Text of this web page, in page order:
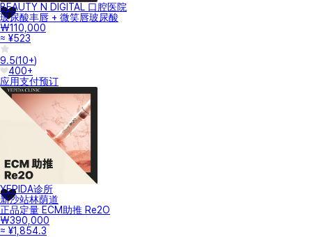
BEAUTY N DIGITAL 口腔医院
玻尿酸丰唇 + 微笑唇玻尿酸
₩110,000
≈ ¥523
9.5(10+)
400+
应用支付预订
YEPIDA诊所
新沙站林荫道
正品定量 ECM助推 Re2O
₩390,000
≈ ¥1,854.3